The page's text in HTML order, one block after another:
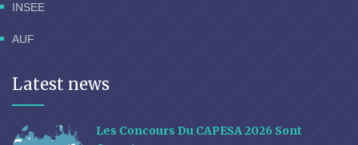
INSEE
AUF
Latest news
Les Concours Du CAPESA 2026 Sont